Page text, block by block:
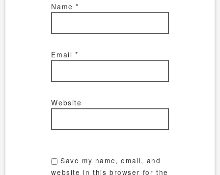
Name*
Email*
Website
Save my name, email, and
website in this browser for the